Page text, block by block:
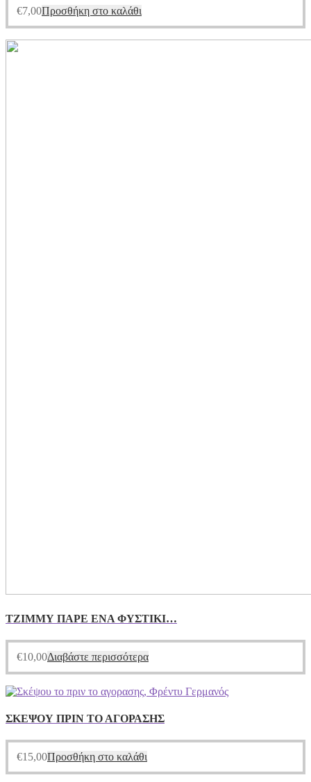
€7,00Προσθήκη στο καλάθι
ΤΖΙΜΜΥ ΠΑΡΕ ΕΝΑ ΦΥΣΤΙΚΙ…
€10,00Διαβάστε περισσότερα
ΣΚΕΨΟΥ ΠΡΙΝ ΤΟ ΑΓΟΡΑΣΗΣ
€15,00Προσθήκη στο καλάθι